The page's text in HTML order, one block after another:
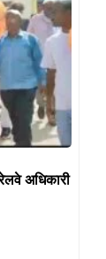
अधिकारी